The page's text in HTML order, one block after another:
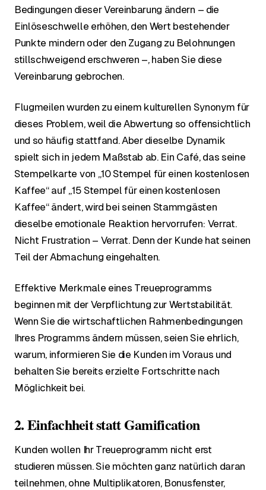
Bedingungen dieser Vereinbarung ändern – die
Einlöseschwelle erhöhen, den Wert bestehender
Punkte mindern oder den Zugang zu Belohnungen
stillschweigend erschweren –, haben Sie diese
Vereinbarung gebrochen.
Flugmeilen wurden zu einem kulturellen Synonym für
dieses Problem, weil die Abwertung so offensichtlich
und so häufig stattfand. Aber dieselbe Dynamik
spielt sich in jedem Maßstab ab. Ein Café, das seine
Stempelkarte von „10 Stempel für einen kostenlosen
Kaffee“ auf „15 Stempel für einen kostenlosen
Kaffee“ ändert, wird bei seinen Stammgästen
dieselbe emotionale Reaktion hervorrufen: Verrat.
Nicht Frustration – Verrat. Denn der Kunde hat seinen
Teil der Abmachung eingehalten.
Effektive Merkmale eines Treueprogramms
beginnen mit der Verpflichtung zur Wertstabilität.
Wenn Sie die wirtschaftlichen Rahmenbedingungen
Ihres Programms ändern müssen, seien Sie ehrlich,
warum, informieren Sie die Kunden im Voraus und
behalten Sie bereits erzielte Fortschritte nach
Möglichkeit bei.
2. Einfachheit statt Gamification
Kunden wollen Ihr Treueprogramm nicht erst
studieren müssen. Sie möchten ganz natürlich daran
teilnehmen, ohne Multiplikatoren, Bonusfenster,